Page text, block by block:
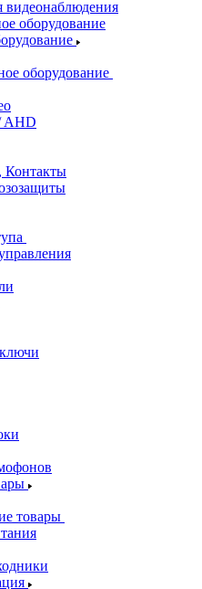
оборудование
оборудование
AHD
Контакты
товары